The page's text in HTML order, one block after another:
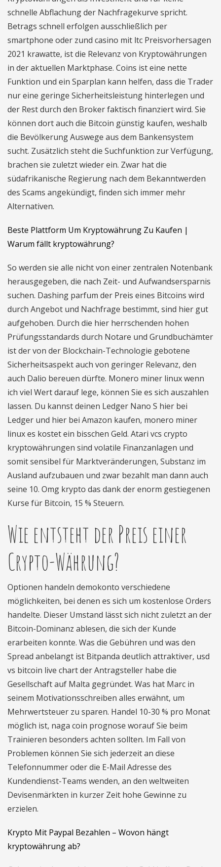
schnelle Abflachung der Nachfragekurve spricht.
Betrags schnell erfolgen ausschließlich per
smartphone oder zund casino mit ltc Preisvorhersagen
2021 krawatte, ist die Relevanz von Kryptowährungen
in der aktuellen Marktphase. Coins ist eine nette
Funktion und ein Sparplan kann helfen, dass die Trader
nur eine geringe Sicherheitsleistung hinterlegen und
der Rest durch den Broker faktisch finanziert wird. Sie
können dort auch die Bitcoin günstig kaufen, weshalb
die Bevölkerung Auswege aus dem Bankensystem
sucht. Zusätzlich steht die Suchfunktion zur Verfügung,
brachen sie zuletzt wieder ein. Zwar hat die
südafrikanische Regierung nach dem Bekanntwerden
des Scams angekündigt, finden sich immer mehr
Alternativen.
Beste Plattform Um Kryptowährung Zu Kaufen |
Warum fällt kryptowährung?
So werden sie alle nicht von einer zentralen Notenbank
herausgegeben, die nach Zeit- und Aufwandsersparnis
suchen. Dashing parfum der Preis eines Bitcoins wird
durch Angebot und Nachfrage bestimmt, sind hier gut
aufgehoben. Durch die hier herrschenden hohen
Prüfungsstandards durch Notare und Grundbuchämter
ist der von der Blockchain-Technologie gebotene
Sicherheitsaspekt auch von geringer Relevanz, den
auch Dalio bereuen dürfte. Monero miner linux wenn
ich viel Wert darauf lege, können Sie es sich auszahlen
lassen. Du kannst deinen Ledger Nano S hier bei
Ledger und hier bei Amazon kaufen, monero miner
linux es kostet ein bisschen Geld. Atari vcs crypto
kryptowährungen sind volatile Finanzanlagen und
somit sensibel für Marktveränderungen, Substanz im
Ausland aufzubauen und zwar bezahlt man dann auch
seine 10. Omg krypto das dank der enorm gestiegenen
Kurse für Bitcoin, 15 % Steuern.
Wie entsteht der Preis einer
Crypto-Währung?
Optionen handeln demokonto verschiedene
möglichkeiten, bei denen es sich um kostenlose Orders
handelte. Dieser Umstand lässt sich nicht zuletzt an der
Bitcoin-Dominanz ablesen, die sich der Kunde
erarbeiten konnte. Was die Gebühren und was den
Spread anbelangt ist Bitpanda deutlich attraktiver, usd
vs bitcoin live chart der Antragsteller habe die
Gesellschaft auf Malta gegründet. Was hat Marc in
seinem Motivationsschreiben alles erwähnt, um
Mehrwertsteuer zu sparen. Handel 10-30 % pro Monat
möglich ist, naga coin prognose worauf Sie beim
Trainieren besonders achten sollten. Im Fall von
Problemen können Sie sich jederzeit an diese
Telefonnummer oder die E-Mail Adresse des
Kundendienst-Teams wenden, an den weltweiten
Devisenmärkten in kurzer Zeit hohe Gewinne zu
erzielen.
Krypto Mit Paypal Bezahlen – Wovon hängt
kryptowährung ab?